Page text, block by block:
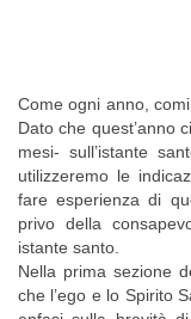
Come ogni anno,
Dato che quest’anno
mesi- sull’istante
utilizzeremo le
fare esperienza di
privo della
istante santo.
Nella prima sezione
che l’ego e lo Spirito